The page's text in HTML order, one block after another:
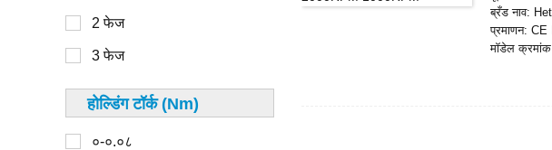
2 फेज
3 फेज
होल्डिंग टॉर्क (Nm)
०-०.०८
48 मिमी
300-450
०-३०
30-100
ब्रँड नाव:
प्रमाणन:
मॉडेल